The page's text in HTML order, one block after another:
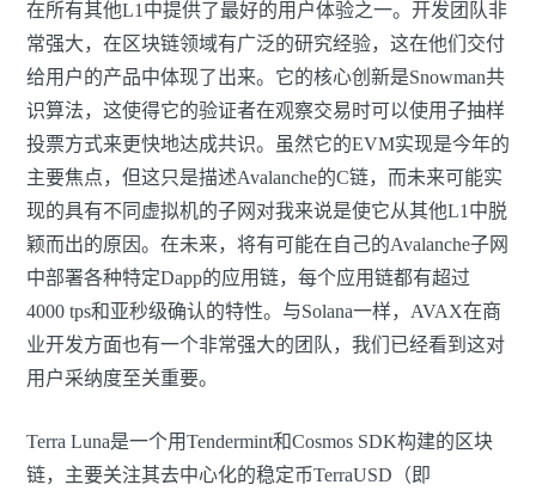
在所有其他L1中提供了最好的用户体验之一。开发团队非
常强大，在区块链领域有广泛的研究经验，这在他们交付
给用户的产品中体现了出来。它的核心创新是Snowman共
识算法，这使得它的验证者在观察交易时可以使用子抽样
投票方式来更快地达成共识。虽然它的EVM实现是今年的
主要焦点，但这只是描述Avalanche的C链，而未来可能实
现的具有不同虚拟机的子网对我来说是使它从其他L1中脱
颖而出的原因。在未来，将有可能在自己的Avalanche子网
中部署各种特定Dapp的应用链，每个应用链都有超过
4000 tps和亚秒级确认的特性。与Solana一样，AVAX在商
业开发方面也有一个非常强大的团队，我们已经看到这对
用户采纳度至关重要。
Terra Luna是一个用Tendermint和Cosmos SDK构建的区块
链，主要关注其去中心化的稳定币TerraUSD（即